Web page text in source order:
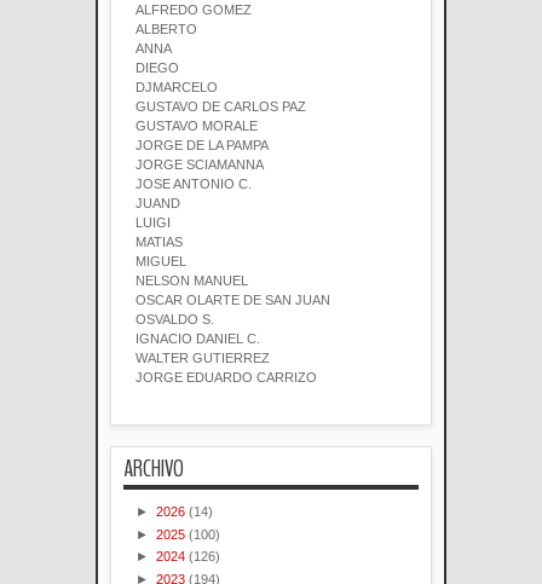
ALFREDO GOMEZ
ALBERTO
ANNA
DIEGO
DJMARCELO
GUSTAVO DE CARLOS PAZ
GUSTAVO MORALE
JORGE DE LA PAMPA
JORGE SCIAMANNA
JOSE ANTONIO C.
JUAND
LUIGI
MATIAS
MIGUEL
NELSON MANUEL
OSCAR OLARTE DE SAN JUAN
OSVALDO S.
IGNACIO DANIEL C.
WALTER GUTIERREZ
JORGE EDUARDO CARRIZO
ARCHIVO
► 2026 (14)
► 2025 (100)
► 2024 (126)
► 2023 (194)